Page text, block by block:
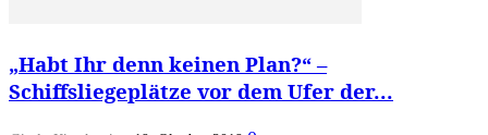
„Habt Ihr denn keinen Plan?“ –
Schiffsliegeplätze vor dem Ufer der...